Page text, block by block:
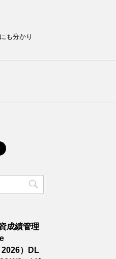
も分かり
成績管理
）DL